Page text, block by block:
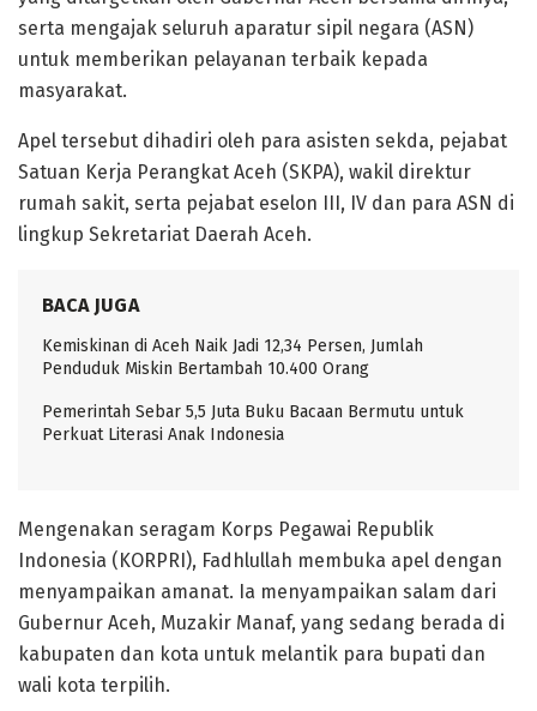
serta mengajak seluruh aparatur sipil negara (ASN)
untuk memberikan pelayanan terbaik kepada
masyarakat.
Apel tersebut dihadiri oleh para asisten sekda, pejabat
Satuan Kerja Perangkat Aceh (SKPA), wakil direktur
rumah sakit, serta pejabat eselon III, IV dan para ASN di
lingkup Sekretariat Daerah Aceh.
BACA JUGA
Kemiskinan di Aceh Naik Jadi 12,34 Persen, Jumlah
Penduduk Miskin Bertambah 10.400 Orang
Pemerintah Sebar 5,5 Juta Buku Bacaan Bermutu untuk
Perkuat Literasi Anak Indonesia
Mengenakan seragam Korps Pegawai Republik
Indonesia (KORPRI), Fadhlullah membuka apel dengan
menyampaikan amanat. Ia menyampaikan salam dari
Gubernur Aceh, Muzakir Manaf, yang sedang berada di
kabupaten dan kota untuk melantik para bupati dan
wali kota terpilih.